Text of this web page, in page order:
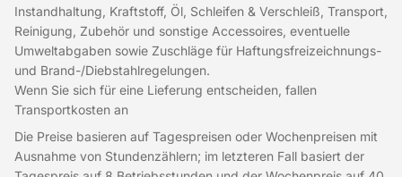
Instandhaltung, Kraftstoff, Öl, Schleifen & Verschleiß, Transport,
Reinigung, Zubehör und sonstige Accessoires, eventuelle
Umweltabgaben sowie Zuschläge für Haftungsfreizeichnungs-
und Brand-/Diebstahlregelungen.
Wenn Sie sich für eine Lieferung entscheiden, fallen
Transportkosten an
Die Preise basieren auf Tagespreisen oder Wochenpreisen mit
Ausnahme von Stundenzählern; im letzteren Fall basiert der